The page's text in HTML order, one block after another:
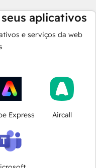
aplicativos
e serviços da web
Express Aircall